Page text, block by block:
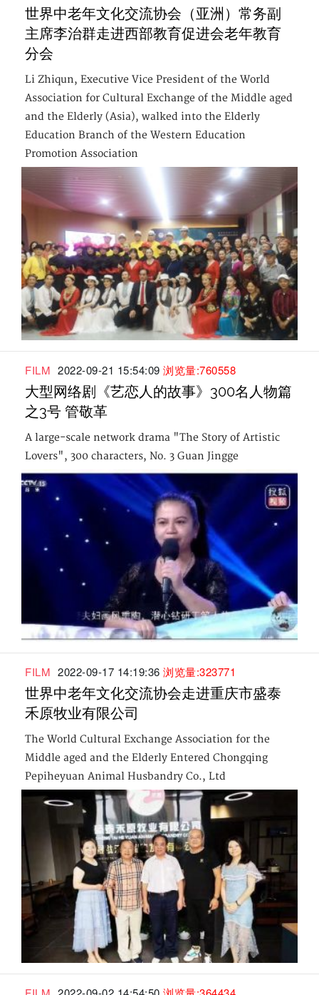
世界中老年文化交流协会（亚洲）常务副
主席李治群走进西部教育促进会老年教育
分会
Li Zhiqun, Executive Vice President of the World
Association for Cultural Exchange of the Middle aged
and the Elderly (Asia), walked into the Elderly
Education Branch of the Western Education
Promotion Association
FILM 2022-09-21 15:54:09 浏览量:760558
大型网络剧《艺恋人的故事》300名人物篇
之3号 管敬革
A large-scale network drama "The Story of Artistic
Lovers", 300 characters, No. 3 Guan Jingge
FILM 2022-09-17 14:19:36 浏览量:323771
世界中老年文化交流协会走进重庆市盛泰
禾原牧业有限公司
The World Cultural Exchange Association for the
Middle aged and the Elderly Entered Chongqing
Pepiheyuan Animal Husbandry Co., Ltd